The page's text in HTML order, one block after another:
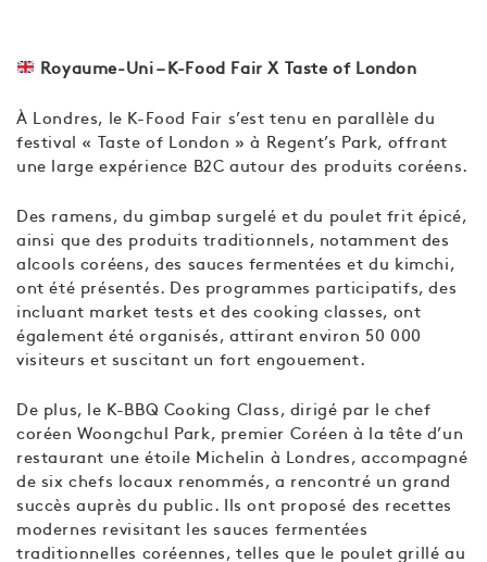
Royaume-Uni – K-Food Fair X Taste of London
À Londres, le K-Food Fair s’est tenu en parallèle du
festival « Taste of London » à Regent’s Park, offrant
une large expérience B2C autour des produits coréens.
Des ramens, du gimbap surgelé et du poulet frit épicé,
ainsi que des produits traditionnels, notamment des
alcools coréens, des sauces fermentées et du kimchi,
ont été présentés. Des programmes participatifs, des
incluant market tests et des cooking classes, ont
également été organisés, attirant environ 50 000
visiteurs et suscitant un fort engouement.
De plus, le K-BBQ Cooking Class, dirigé par le chef
coréen Woongchul Park, premier Coréen à la tête d’un
restaurant une étoile Michelin à Londres, accompagné
de six chefs locaux renommés, a rencontré un grand
succès auprès du public. Ils ont proposé des recettes
modernes revisitant les sauces fermentées
traditionnelles coréennes, telles que le poulet grillé au